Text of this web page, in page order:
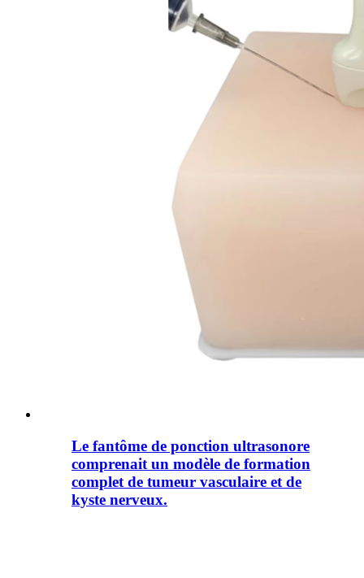
Le fantôme de ponction ultrasonore
comprenait un modèle de formation
complet de tumeur vasculaire et de
kyste nerveux.